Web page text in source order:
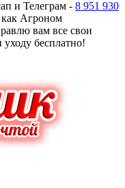
и Телеграм - 8 951 930
Агроном
вам все свои
бесплатно!